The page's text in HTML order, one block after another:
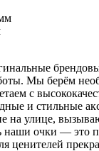
Мы берём
с
и стильные
на улице,
наши очки — это
ценителей